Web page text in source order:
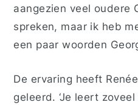
aangezien veel oudere
spreken, maar ik heb
een paar woorden
De ervaring heeft
geleerd. ‘Je leert